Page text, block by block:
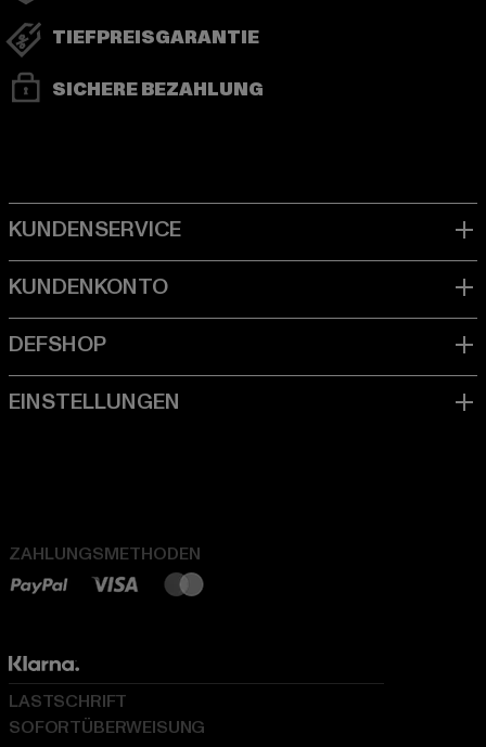
TIEFPREISGARANTIE
SICHERE BEZAHLUNG
ZAHLUNGSMETHODEN
LASTSCHRIFT
SOFORTÜBERWEISUNG